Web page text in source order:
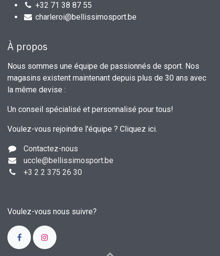
+32 71 38 87 55
charleroi@bellissimosport.be
À propos
Nous sommes une équipe de passionnés de sport. Nos
magasins existent maintenant depuis plus de 30 ans avec
la même devise :
Un conseil spécialisé et personnalisé pour tous!
Voulez-vous rejoindre l'équipe ? Cliquez ici.
Contactez-nous
uccle@bellissimosport.be
+3 2 2 375 26 30
Voulez-vous nous suivre?